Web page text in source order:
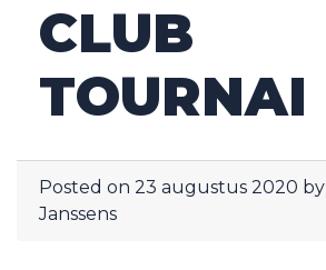
CLUB
TOURNAI
Posted on 23 augustus 2020 by
Janssens